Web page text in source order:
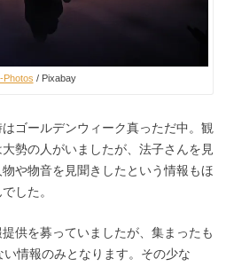
Photos / Pixabay
ゴールデンウィーク真っただ中。観
勢の人がいましたが、法子さんを見
や物音を見聞きしたという情報もほ
した。
供を募っていましたが、集まったも
情報のみとなります。その少な